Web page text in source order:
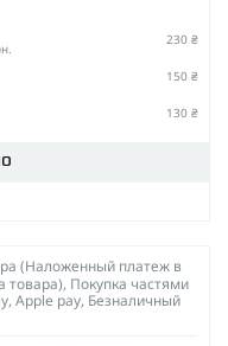
230 ₴
150 ₴
130 ₴
(Наложенный платеж в
Покупка частями
Apple pay, Безналичный